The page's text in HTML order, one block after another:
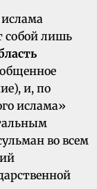
собой лишь
и, по
ислама»
во всем